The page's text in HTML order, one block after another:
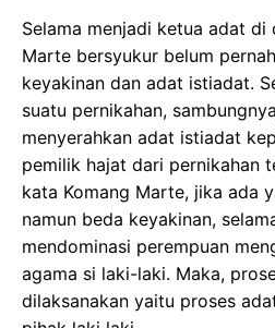
Selama menjadi ketua adat di
Marte bersyukur belum
keyakinan dan adat istiadat.
suatu pernikahan,
menyerahkan adat istiadat
pemilik hajat dari pernikahan
kata Komang Marte, jika ada
namun beda keyakinan,
mendominasi perempuan
agama si laki-laki. Maka,
dilaksanakan yaitu proses